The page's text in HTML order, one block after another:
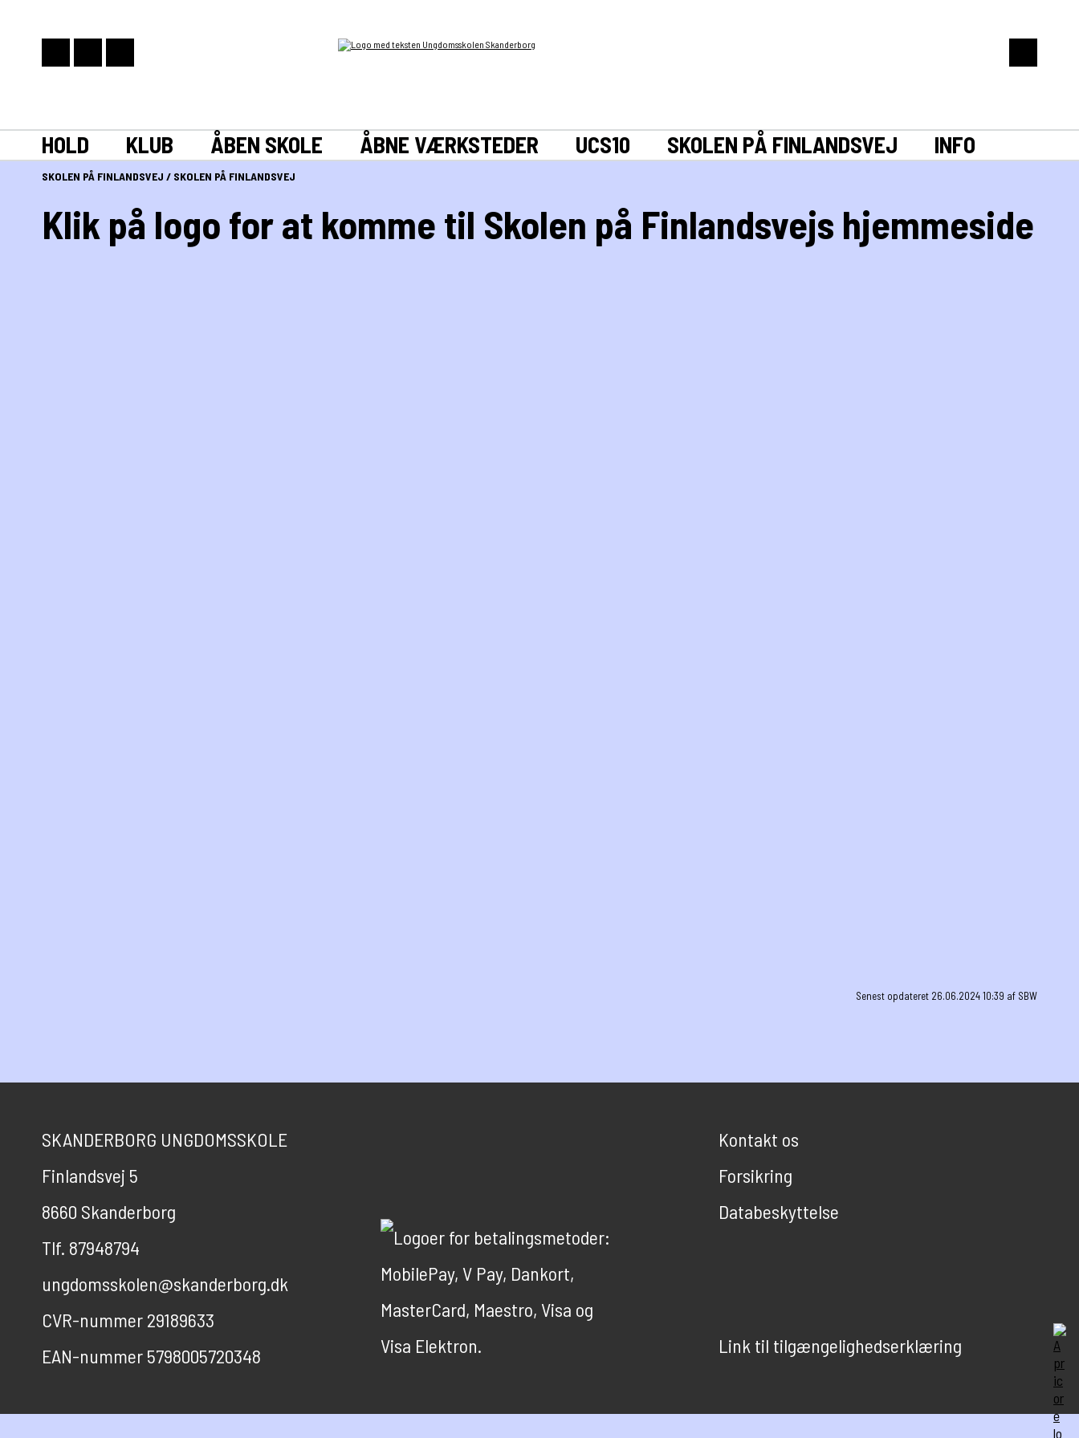
HOLD KLUB ÅBEN SKOLE ÅBNE VÆRKSTEDER UCS10 SKOLEN PÅ FINLANDSVEJ INFO
SKOLEN PÅ FINLANDSVEJ / SKOLEN PÅ FINLANDSVEJ
Klik på logo for at komme til Skolen på Finlandsvejs hjemmeside
Senest opdateret 26.06.2024 10:39 af SBW
SKANDERBORG UNGDOMSSKOLE
Finlandsvej 5
8660 Skanderborg
Tlf. 87948794
ungdomsskolen@skanderborg.dk
CVR-nummer 29189633
EAN-nummer 5798005720348
Kontakt os
Forsikring
Databeskyttelse
Link til tilgængelighedserklæring